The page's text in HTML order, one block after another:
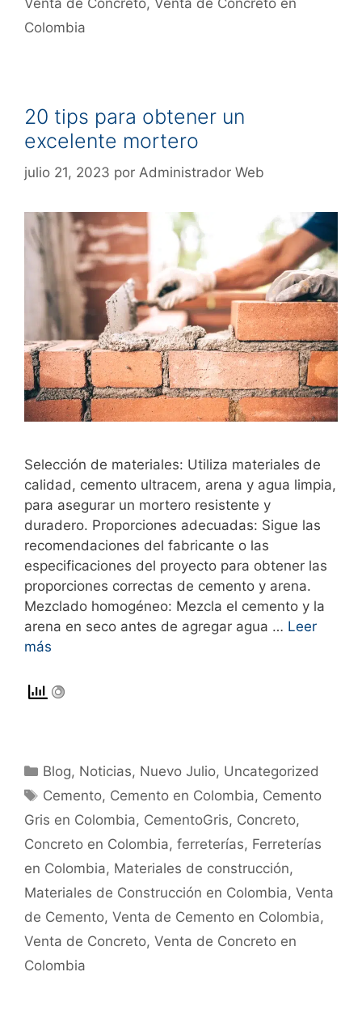
Venta de Concreto, Venta de Concreto en
Colombia
20 tips para obtener un
excelente mortero
julio 21, 2023 por Administrador Web
Selección de materiales: Utiliza materiales de
calidad, cemento ultracem, arena y agua limpia,
para asegurar un mortero resistente y
duradero. Proporciones adecuadas: Sigue las
recomendaciones del fabricante o las
especificaciones del proyecto para obtener las
proporciones correctas de cemento y arena.
Mezclado homogéneo: Mezcla el cemento y la
arena en seco antes de agregar agua … Leer
más
Blog, Noticias, Nuevo Julio, Uncategorized
Cemento, Cemento en Colombia, Cemento
Gris en Colombia, CementoGris, Concreto,
Concreto en Colombia, ferreterías, Ferreterías
en Colombia, Materiales de construcción,
Materiales de Construcción en Colombia, Venta
de Cemento, Venta de Cemento en Colombia,
Venta de Concreto, Venta de Concreto en
Colombia